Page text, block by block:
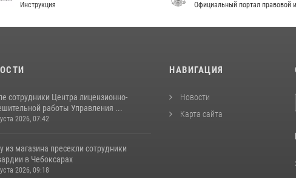
Инструкция Официальный портал правовой
сотрудники Центра лицензионно-
работы Управления ...
2026, 07:42
из магазина пресекли сотрудники
в Чебоксарах
2026, 09:18
НАВИГАЦИЯ
Новости
Карта сайта